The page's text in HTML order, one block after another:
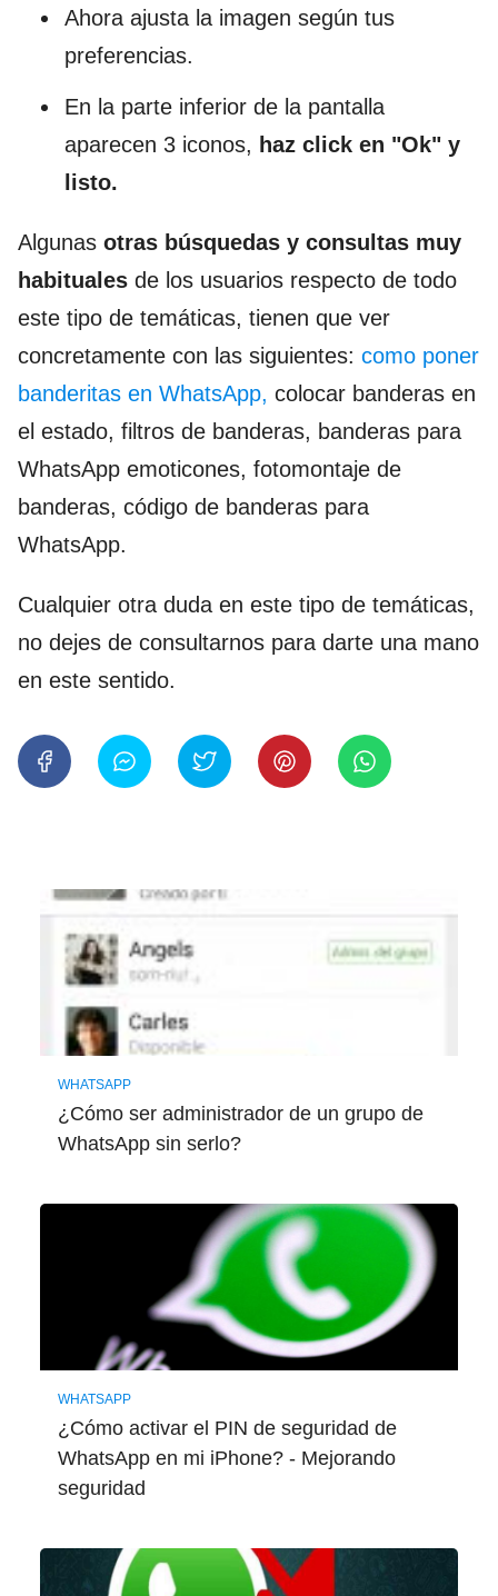
Ahora ajusta la imagen según tus
preferencias.
En la parte inferior de la pantalla
aparecen 3 iconos, haz click en "Ok" y
listo.
Algunas otras búsquedas y consultas muy
habituales de los usuarios respecto de todo
este tipo de temáticas, tienen que ver
concretamente con las siguientes: como poner
banderitas en WhatsApp, colocar banderas en
el estado, filtros de banderas, banderas para
WhatsApp emoticones, fotomontaje de
banderas, código de banderas para
WhatsApp.
Cualquier otra duda en este tipo de temáticas,
no dejes de consultarnos para darte una mano
en este sentido.
WHATSAPP
¿Cómo ser administrador de un grupo de
WhatsApp sin serlo?
WHATSAPP
¿Cómo activar el PIN de seguridad de
WhatsApp en mi iPhone? - Mejorando
seguridad